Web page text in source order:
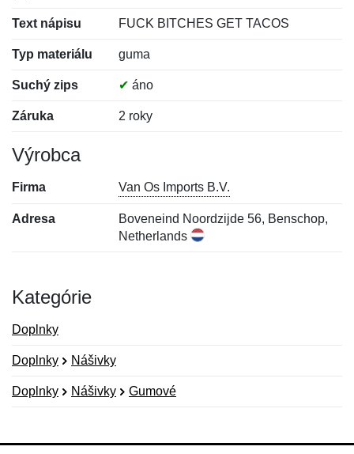
Text nápisu FUCK BITCHES GET TACOS
Typ materiálu guma
Suchý zips ✔ áno
Záruka 2 roky
Výrobca
Firma Van Os Imports B.V.
Adresa
Boveneind Noordzijde 56, Benschop,
Netherlands
Kategórie
Doplnky
Doplnky Nášivky
Doplnky Nášivky Gumové